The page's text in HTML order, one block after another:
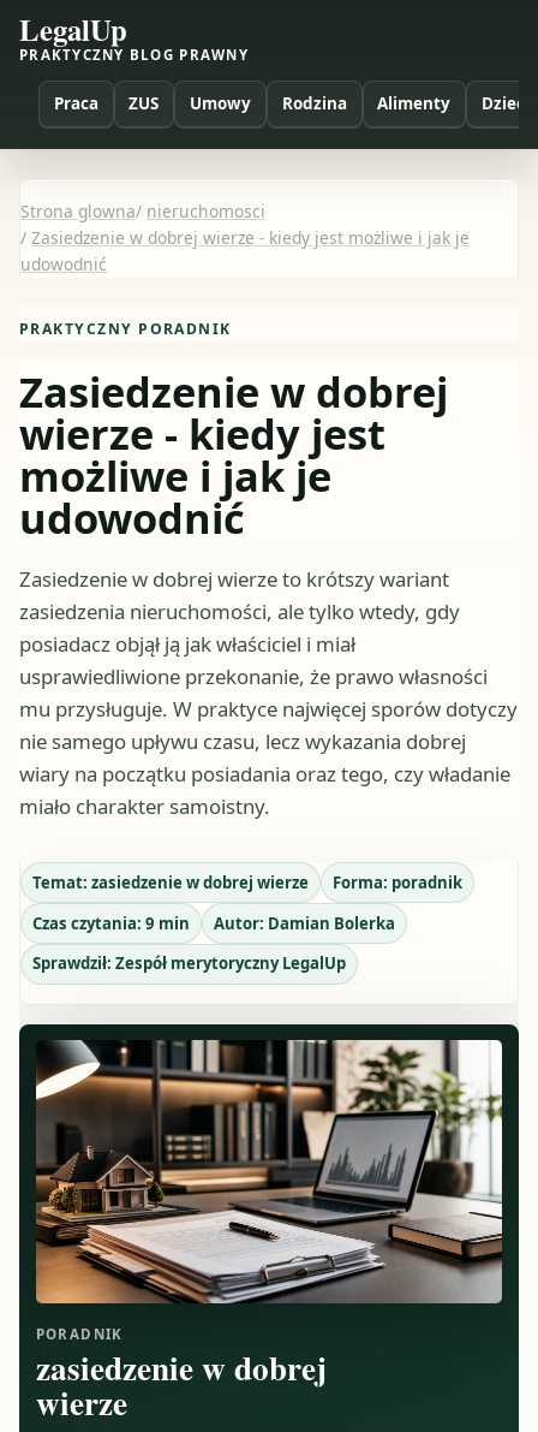
LegalUp
PRAKTYCZNY BLOG PRAWNY
Praca ZUS Umowy Rodzina Alimenty Dzieci
Strona glowna/ nieruchomosci
/ Zasiedzenie w dobrej wierze - kiedy jest możliwe i jak je
udowodnić
PRAKTYCZNY PORADNIK
Zasiedzenie w dobrej
wierze - kiedy jest
możliwe i jak je
udowodnić
Zasiedzenie w dobrej wierze to krótszy wariant
zasiedzenia nieruchomości, ale tylko wtedy, gdy
posiadacz objął ją jak właściciel i miał
usprawiedliwione przekonanie, że prawo własności
mu przysługuje. W praktyce najwięcej sporów dotyczy
nie samego upływu czasu, lecz wykazania dobrej
wiary na początku posiadania oraz tego, czy władanie
miało charakter samoistny.
Temat: zasiedzenie w dobrej wierze Forma: poradnik
Czas czytania: 9 min Autor: Damian Bolerka
Sprawdził: Zespół merytoryczny LegalUp
PORADNIK
zasiedzenie w dobrej
wierze